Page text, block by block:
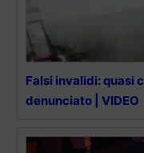
Falsi invalidi: quasi
denunciato | VIDEO